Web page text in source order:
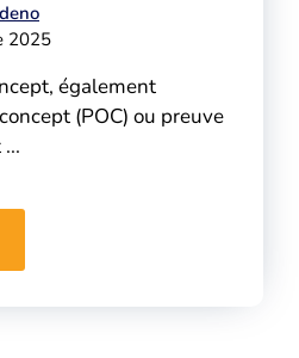
2025
également
(POC) ou preuve